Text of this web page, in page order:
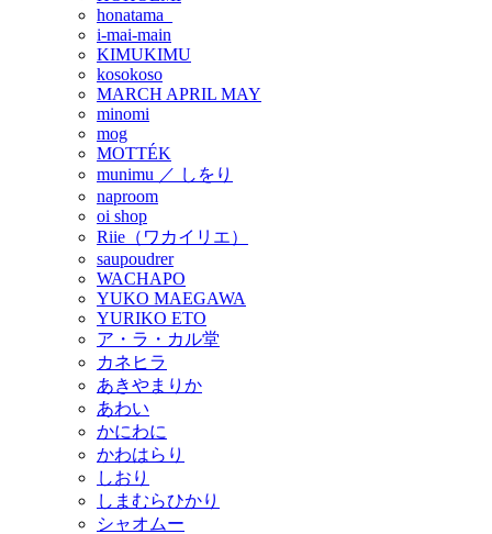
honatama_
i-mai-main
KIMUKIMU
kosokoso
MARCH APRIL MAY
minomi
mog
MOTTÉK
munimu ／ しをり
naproom
oi shop
Riie（ワカイリエ）
saupoudrer
WACHAPO
YUKO MAEGAWA
YURIKO ETO
ア・ラ・カル堂
カネヒラ
あきやまりか
あわい
かにわに
かわはらり
しおり
しまむらひかり
シャオムー